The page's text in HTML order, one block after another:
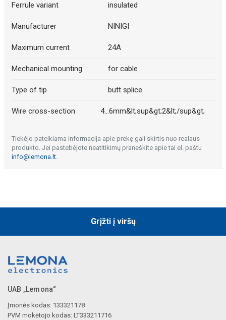
Ferrule variant insulated
Manufacturer NINIGI
Maximum current 24A
Mechanical mounting for cable
Type of tip butt splice
Wire cross-section 4...6mm&lt;sup&gt;2&lt;/sup&gt;
Tiekėjo pateikiama informacija apie prekę gali skirtis nuo realaus
produkto. Jei pastebėjote neatitikimų praneškite apie tai el. paštu
info@lemona.lt.
Grįžti į viršų
UAB „Lemona“
Įmonės kodas: 133321178
PVM mokėtojo kodas: LT333211716